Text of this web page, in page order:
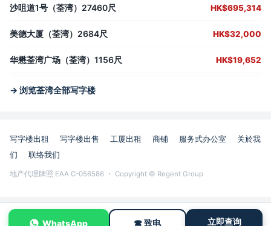
沙咀道1号（荃湾）27460尺 HK$695,314
美德大厦（荃湾）2684尺 HK$32,000
华懋荃湾广场（荃湾）1156尺 HK$19,652
→ 浏览荃湾全部写字楼
写字楼出租 写字楼出售 工厦出租 商铺 服务式办公室
关於我
们
联络我们
地产代理牌照 EAA C-056586 ・ Copyright © Regent Group
WhatsApp ☎ 致电 立即查询